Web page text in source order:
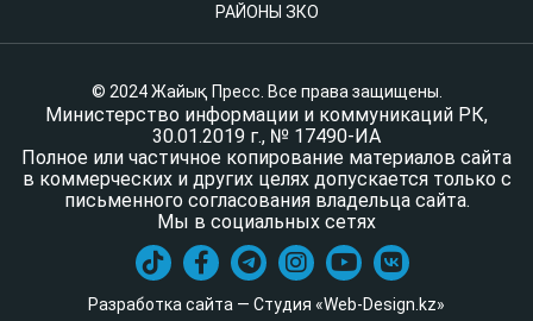
РАЙОНЫ ЗКО
© 2024 Жайық Пресс. Все права защищены.
Министерство информации и коммуникаций РК,
30.01.2019 г., № 17490-ИА
Полное или частичное копирование материалов сайта
в коммерческих и других целях допускается только с
письменного согласования владельца сайта.
Мы в социальных сетях
Разработка сайта — Студия «Web-Design.kz»